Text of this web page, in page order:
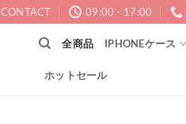
CONTACT 09:00 - 17:00
全商品 IPHONEケース
ホットセール